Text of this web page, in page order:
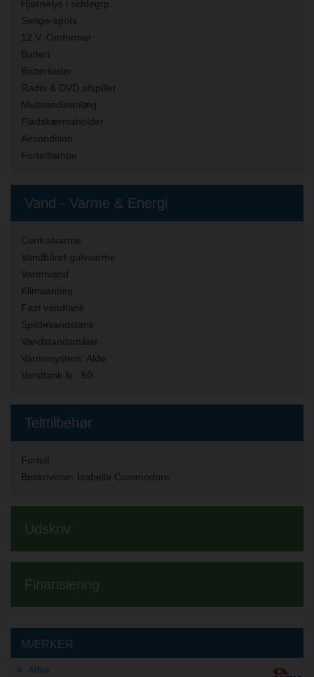
Hjørnelys i siddegrp.
Senge-spots
12 V. Omformer
Batteri
Batterilader
Radio & DVD afspiller
Multimedieanlæg
Fladskærmsholder
Aircondition
Forteltlampe
Vand - Varme & Energi
Centralvarme
Vandbåret gulvvarme
Varmtvand
Klimaanlæg
Fast vandtank
Spildevandstank
Vandstandsmåler
Varmesystem: Alde
Vandtank ltr.: 50
Telttilbehør
Fortelt
Beskrivelse:
Isabella Commodore
Udskriv
Finansiering
MÆRKER
Adria